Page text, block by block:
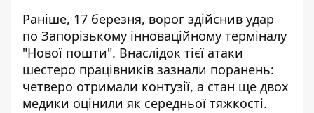
Раніше, 17 березня, ворог здійснив удар
по Запорізькому інноваційному терміналу
"Нової пошти". Внаслідок тієї атаки
шестеро працівників зазнали поранень:
четверо отримали контузії, а стан ще двох
медики оцінили як середньої тяжкості.